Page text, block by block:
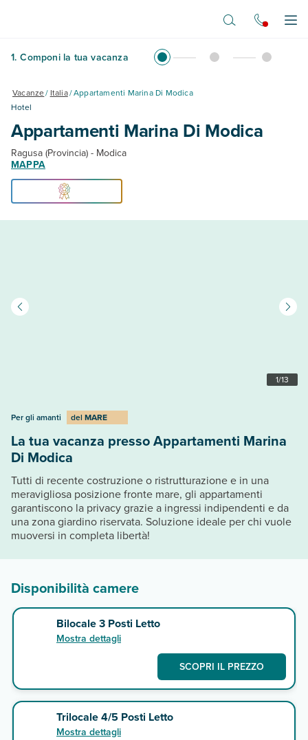
1. Componi la tua vacanza
Vacanze/ Italia/Appartamenti Marina Di Modica
Hotel
Appartamenti Marina Di Modica
Ragusa (Provincia) - Modica
MAPPA
1/13
Per gli amanti del MARE
La tua vacanza presso Appartamenti Marina
Di Modica
Tutti di recente costruzione o ristrutturazione e in una
meravigliosa posizione fronte mare, gli appartamenti
garantiscono la privacy grazie a ingressi indipendenti e da
una zona giardino riservata. Soluzione ideale per chi vuole
muoversi in completa libertà!
Disponibilità camere
Bilocale 3 Posti Letto
Mostra dettagli
SCOPRI IL PREZZO
Trilocale 4/5 Posti Letto
Mostra dettagli